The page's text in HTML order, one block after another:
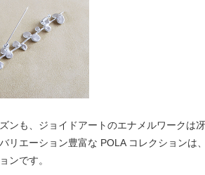
ンも、ジョイドアートのエナメルワークは冴
リエーション豊富な POLA コレクションは
ンです。